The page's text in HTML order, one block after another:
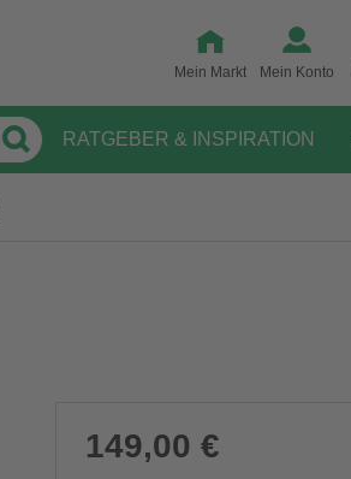
Mein Markt Mein Konto
RATGEBER & INSPIRATION
149,00 €